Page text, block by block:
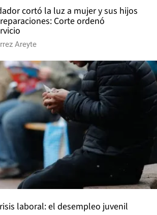
cortó la luz a mujer y sus hijos
Corte ordenó
Areyte
laboral: el desempleo juvenil